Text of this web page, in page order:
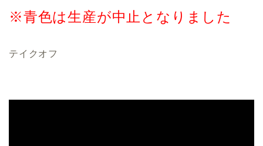
※青色は生産が中止となりました
テイクオフ